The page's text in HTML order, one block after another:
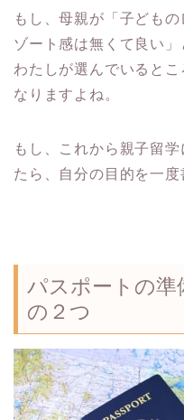
もし、母親が「子ども
ゾート感は無くて良い」
わたしが選んでいると
なりますよね。
もし、これから親子留
たら、自分の目的を一度
パスポートの準
の２つ